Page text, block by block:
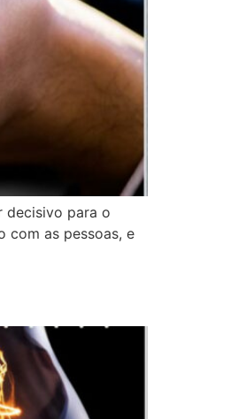
decisivo para o
com as pessoas, e